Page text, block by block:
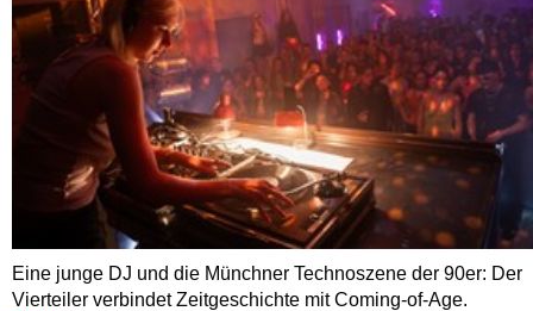
Eine junge DJ und die Münchner Technoszene der 90er: Der
Vierteiler verbindet Zeitgeschichte mit Coming-of-Age.